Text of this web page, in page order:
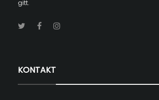
gitt.
KONTAKT